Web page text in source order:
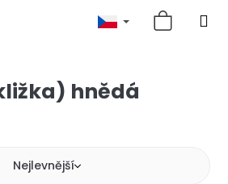
hnědá
Nejlevnější